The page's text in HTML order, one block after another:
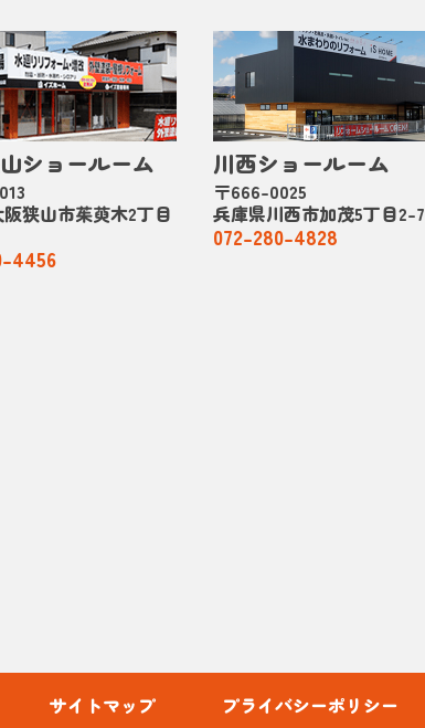
ショールーム
狭山市茱萸木2丁目
4456
川西ショールーム
〒666-0025
兵庫県川西市加茂5丁目2-7
072-280-4828
サイトマップ プライバシーポリシー